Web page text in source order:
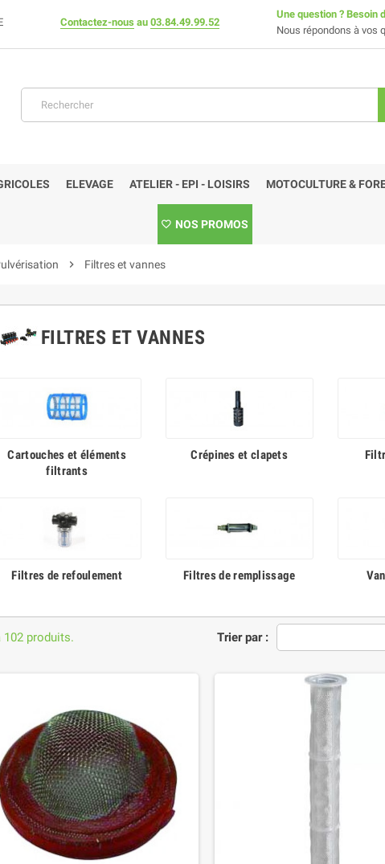
Contactez-nous au 03.84.49.99.52
Une question ? Besoin
Nous répondons à vos
ELEVAGE ATELIER - EPI - LOISIRS MOTOCULTURE &
NOS PROMOS
chevron_right Filtres et vannes
FILTRES ET VANNES
Cartouches et éléments
filtrants
Crépines et clapets
Filtres de refoulement Filtres de remplissage
Trier par :
102 produits.